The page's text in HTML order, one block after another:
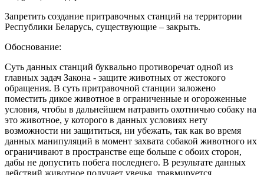
Запретить создание притравочных станций на территории
Республики Беларусь, существующие – закрыть.
Обоснование:
Суть данных станций буквально противоречат одной из
главных задач Закона - защите животных от жестокого
обращения. В суть притравочной станции заложено
поместить дикое животное в ограниченные и огороженные
условия, чтобы в дальнейшем натравить охотничью собаку на
это животное, у которого в данных условиях нету
возможности ни защититься, ни убежать, так как во время
данных манипуляций в момент захвата собакой животного их
ограничивают в пространстве еще больше с обоих сторон,
дабы не допустить побега последнего. В результате данных
действий животное получает увечья, травмируется,